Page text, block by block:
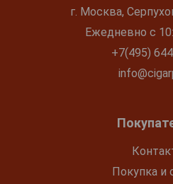
г. Москва,
Ежедневно с
+7(495)
Покупка и